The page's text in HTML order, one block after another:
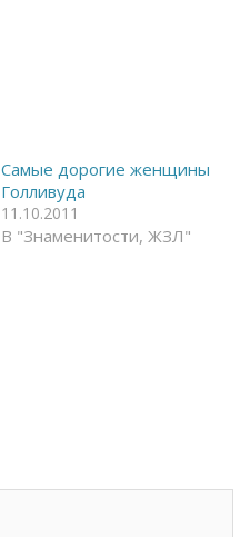
Самые дорогие женщины
Голливуда
11.10.2011
В "Знаменитости, ЖЗЛ"